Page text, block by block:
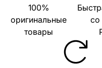
100%
оригинальные
товары
со